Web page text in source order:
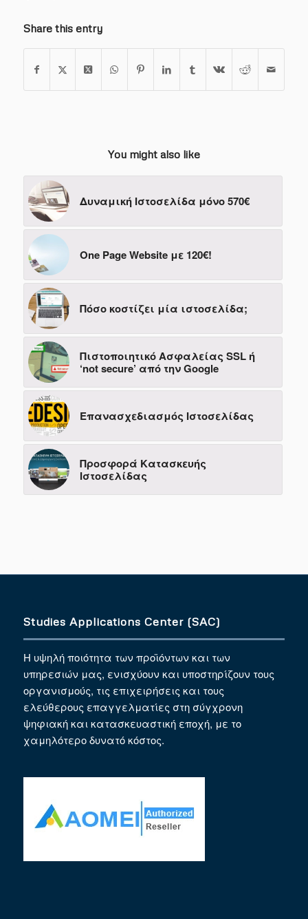
Share this entry
You might also like
Δυναμική Ιστοσελίδα μόνο 570€
One Page Website με 120€!
Πόσο κοστίζει μία ιστοσελίδα;
Πιστοποιητικό Ασφαλείας SSL ή
‘not secure’ από την Google
Επανασχεδιασμός Ιστοσελίδας
Προσφορά Κατασκευής
Ιστοσελίδας
Studies Applications Center (SAC)
Η υψηλή ποιότητα των προϊόντων και των
υπηρεσιών μας, ενισχύουν και υποστηρίζουν τους
οργανισμούς, τις επιχειρήσεις και τους
ελεύθερους επαγγελματίες στη σύγχρονη
ψηφιακή και κατασκευαστική εποχή, με το
χαμηλότερο δυνατό κόστος.